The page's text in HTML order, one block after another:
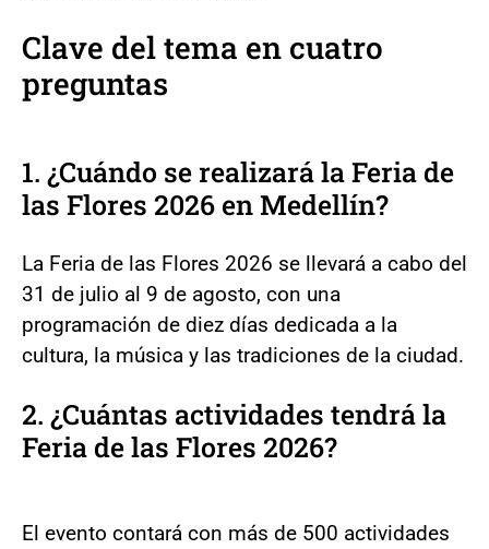
Clave del tema en cuatro
preguntas
1. ¿Cuándo se realizará la Feria de
las Flores 2026 en Medellín?
La Feria de las Flores 2026 se llevará a cabo del
31 de julio al 9 de agosto, con una
programación de diez días dedicada a la
cultura, la música y las tradiciones de la ciudad.
2. ¿Cuántas actividades tendrá la
Feria de las Flores 2026?
El evento contará con más de 500 actividades